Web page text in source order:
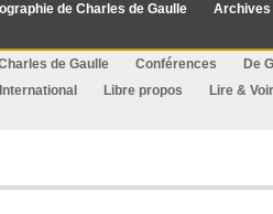
de Charles de Gaulle Archives
de Gaulle Conférences De
International Libre propos Lire & Voir